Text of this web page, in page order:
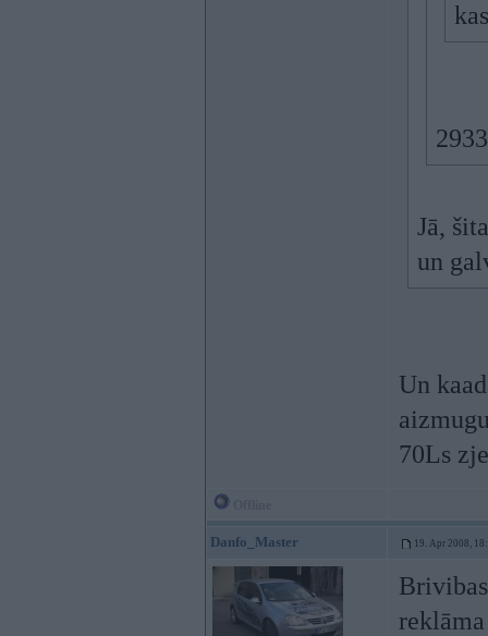
Jā,
un
Un
70Ls
Danfo_Master 19. Apr 2008,